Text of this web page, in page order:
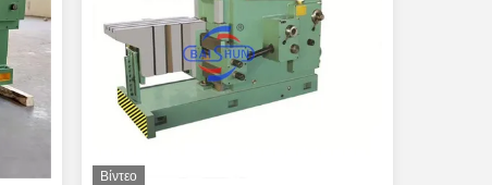
Βίντεο